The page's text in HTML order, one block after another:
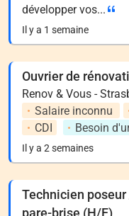
développer vos...
Il y a 1 semaine
Ouvrier de
Renov & Vous -
Salaire inconnu
CDI
Besoin
Il y a 2 semaines
Technicien
pare-brise (H/F)